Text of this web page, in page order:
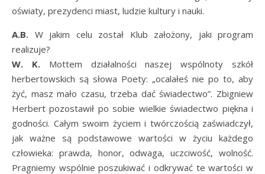
oświaty, prezydenci miast, ludzie kultury i nauki.
A.B. W jakim celu został Klub założony, jaki program
realizuje?
W. K.Mottem działalności naszej wspólnoty szkół
herbertowskich są słowa Poety: „ocalałeś nie po to, aby
żyć, masz mało czasu, trzeba dać świadectwo”. Zbigniew
Herbert pozostawił po sobie wielkie świadectwo piękna i
godności. Całym swoim życiem i twórczością zaświadczył,
jak ważne są podstawowe wartości w życiu każdego
człowieka: prawda, honor, odwaga, uczciwość, wolność.
Pragniemy wspólnie poszukiwać i odkrywać te wartości w